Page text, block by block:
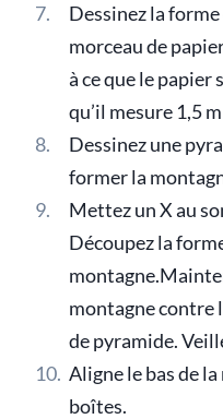
Dessinez la
morceau de
à ce que le papier
qu’il mesure 1,5
Dessinez une
former la
Mettez un X au
Découpez la
montagne contre
de pyramide.
Aligne le bas de
boîtes.